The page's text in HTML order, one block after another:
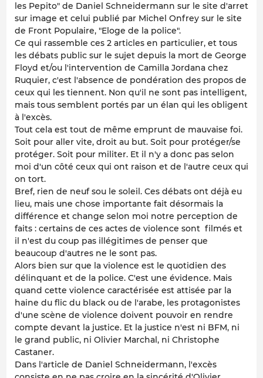
les Pepito" de Daniel Schneidermann sur le site d'arret
sur image et celui publié par Michel Onfrey sur le site
de Front Populaire, "Eloge de la police".
Ce qui rassemble ces 2 articles en particulier, et tous
les débats public sur le sujet depuis la mort de George
Floyd et/ou l'intervention de Camilla Jordana chez
Ruquier, c'est l'absence de pondération des propos de
ceux qui les tiennent. Non qu'il ne sont pas intelligent,
mais tous semblent portés par un élan qui les obligent
à l'excès.
Tout cela est tout de même emprunt de mauvaise foi.
Soit pour aller vite, droit au but. Soit pour protéger/se
protéger. Soit pour militer. Et il n'y a donc pas selon
moi d'un côté ceux qui ont raison et de l'autre ceux qui
on tort.
Bref, rien de neuf sou le soleil. Ces débats ont déjà eu
lieu, mais une chose importante fait désormais la
différence et change selon moi notre perception de
faits : certains de ces actes de violence sont filmés et
il n'est du coup pas illégitimes de penser que
beaucoup d'autres ne le sont pas.
Alors bien sur que la violence est le quotidien des
délinquant et de la police. C'est une évidence. Mais
quand cette violence caractérisée est attisée par la
haine du flic du black ou de l'arabe, les protagonistes
d'une scène de violence doivent pouvoir en rendre
compte devant la justice. Et la justice n'est ni BFM, ni
le grand public, ni Olivier Marchal, ni Christophe
Castaner.
Dans l'article de Daniel Schneidermann, l'excès